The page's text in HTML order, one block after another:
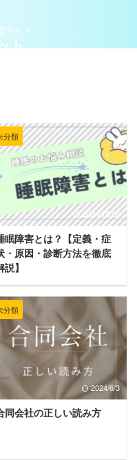
サイト
ト
分類
2024/10/20
眠障害とは？【定義・症
・原因・診断方法を徹底
説】
分類
2024/6/3
同会社の正しい読み方